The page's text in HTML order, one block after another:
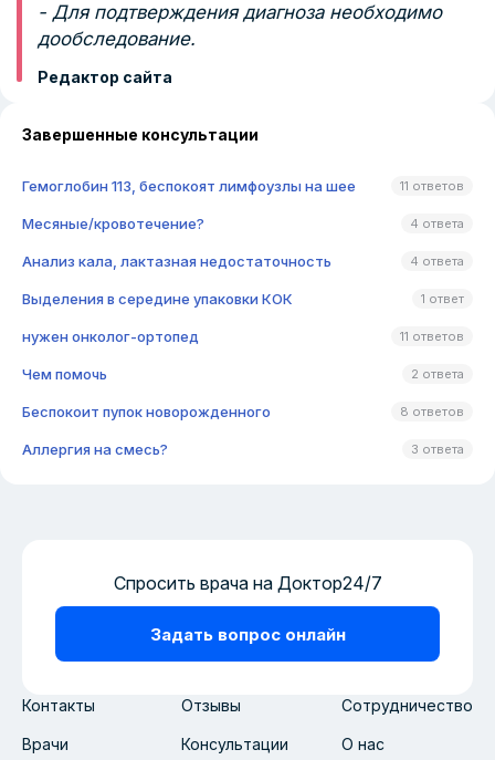
- Для подтверждения диагноза необходимо
дообследование.
Редактор сайта
Завершенные консультации
Гемоглобин 113, беспокоят лимфоузлы на шее 11 ответов
Месяные/кровотечение? 4 ответа
Анализ кала, лактазная недостаточность 4 ответа
Выделения в середине упаковки КОК 1 ответ
нужен онколог-ортопед 11 ответов
Чем помочь 2 ответа
Беспокоит пупок новорожденного 8 ответов
Аллергия на смесь? 3 ответа
Контакты Отзывы Сотрудничество
Врачи Консультации О нас
Спросить врача на Доктор24/7
Задать вопрос онлайн